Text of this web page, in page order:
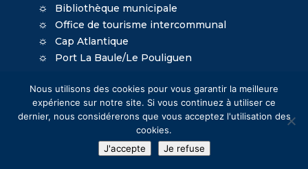
Bibliothèque municipale
Office de tourisme intercommunal
Cap Atlantique
Port La Baule/Le Pouliguen
© Mairie du Pouliguen - Création
MacKenzie-Mentions légales
Nous utilisons des cookies pour vous garantir la meilleure
expérience sur notre site. Si vous continuez à utiliser ce
dernier, nous considérerons que vous acceptez l'utilisation des
cookies.
J'accepte
Je refuse